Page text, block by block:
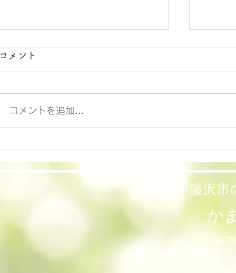
検診の受け方
予約下さい 時間:朝9時〜、朝10
時〜の1日2枠です ✳︎一般診療の
ご理解の程よろしくお願い致しま
院長
コメント
コメントを追加…
鎌倉市・藤沢
か
神